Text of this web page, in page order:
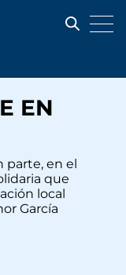
EN
parte, en el
que
local
García